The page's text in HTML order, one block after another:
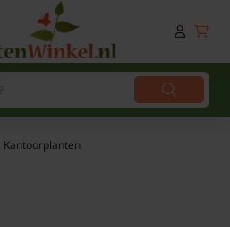
Kantoorplanten